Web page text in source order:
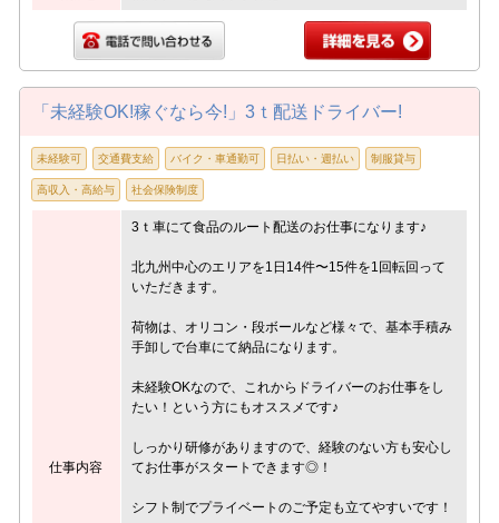
「未経験OK!稼ぐなら今!」3ｔ配送ドライバー!
未経験可 交通費支給 バイク・車通勤可 日払い・週払い 制服貸与
高収入・高給与 社会保険制度
仕事内容
3ｔ車にて食品のルート配送のお仕事になります♪
北九州中心のエリアを1日14件〜15件を1回転回って
いただきます。
荷物は、オリコン・段ボールなど様々で、基本手積み
手卸しで台車にて納品になります。
未経験OKなので、これからドライバーのお仕事をし
たい！という方にもオススメです♪
しっかり研修がありますので、経験のない方も安心し
てお仕事がスタートできます◎！
シフト制でプライベートのご予定も立てやすいです！